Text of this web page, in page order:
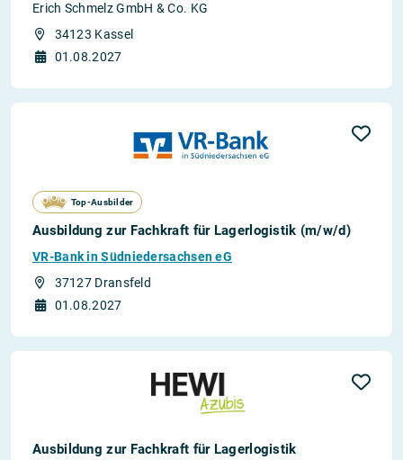
Erich Schmelz GmbH & Co. KG
34123 Kassel
01.08.2027
Top-Ausbilder
Ausbildung zur Fachkraft für Lagerlogistik (m/w/d)
VR-Bank in Südniedersachsen eG
37127 Dransfeld
01.08.2027
Ausbildung zur Fachkraft für Lagerlogistik